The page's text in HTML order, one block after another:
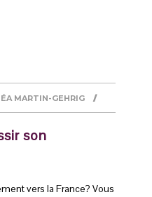
MARTIN-GEHRIG
son
vers la France? Vous